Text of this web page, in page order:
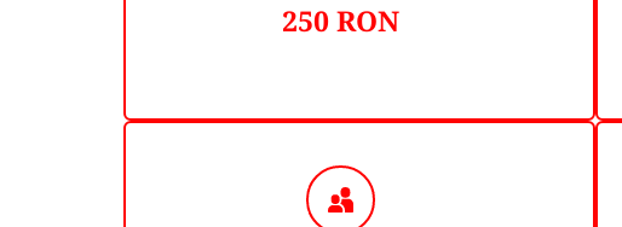
250 RON